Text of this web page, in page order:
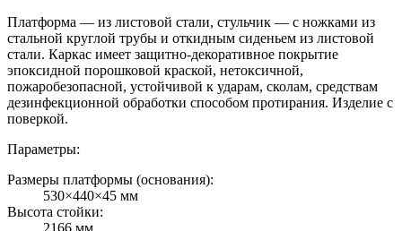
Платформа — из листовой стали, стульчик — с ножками из
стальной круглой трубы и откидным сиденьем из листовой
стали. Каркас имеет защитно-декоративное покрытие
эпоксидной порошковой краской, нетоксичной,
пожаробезопасной, устойчивой к ударам, сколам, средствам
дезинфекционной обработки способом протирания. Изделие с
поверкой.
Параметры:
Размеры платформы (основания):
530×440×45 мм
Высота стойки:
2166 мм